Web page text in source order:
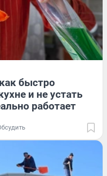
быстро
и не устать
работает